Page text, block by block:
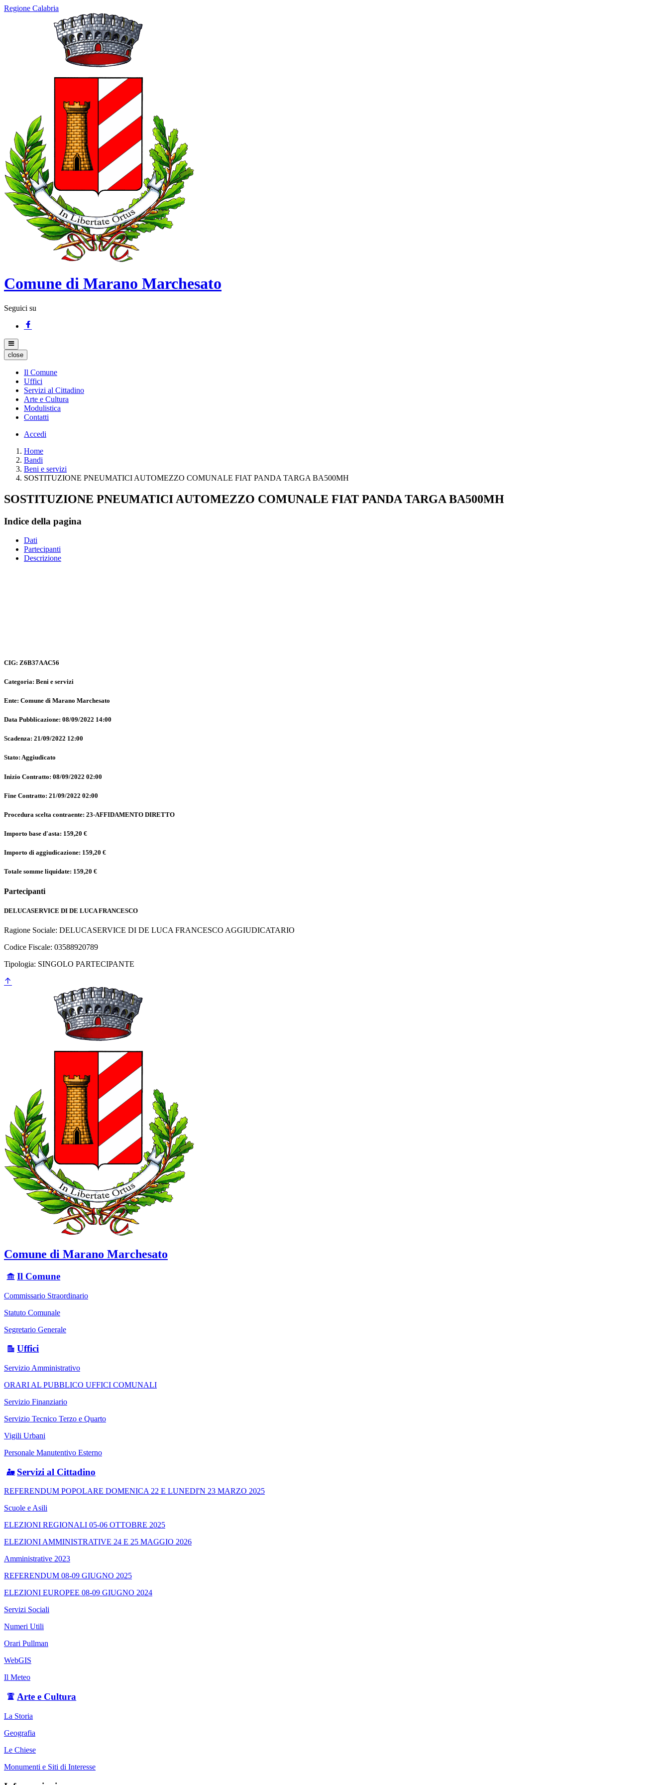
Regione Calabria
Comune di Marano Marchesato
Seguici su
close
Il Comune
Uffici
Servizi al Cittadino
Arte e Cultura
Modulistica
Contatti
Accedi
Home
Bandi
Beni e servizi
SOSTITUZIONE PNEUMATICI AUTOMEZZO COMUNALE FIAT PANDA TARGA BA500MH
SOSTITUZIONE PNEUMATICI AUTOMEZZO COMUNALE FIAT PANDA TARGA BA500MH
Indice della pagina
Dati
Partecipanti
Descrizione
CIG: Z6B37AAC56
Categoria: Beni e servizi
Ente: Comune di Marano Marchesato
Data Pubblicazione: 08/09/2022 14:00
Scadenza: 21/09/2022 12:00
Stato: Aggiudicato
Inizio Contratto: 08/09/2022 02:00
Fine Contratto: 21/09/2022 02:00
Procedura scelta contraente: 23-AFFIDAMENTO DIRETTO
Importo base d'asta: 159,20 €
Importo di aggiudicazione: 159,20 €
Totale somme liquidate: 159,20 €
Partecipanti
DELUCASERVICE DI DE LUCA FRANCESCO
Ragione Sociale: DELUCASERVICE DI DE LUCA FRANCESCO AGGIUDICATARIO
Codice Fiscale: 03588920789
Tipologia: SINGOLO PARTECIPANTE
Comune di Marano Marchesato
Il Comune
Commissario Straordinario
Statuto Comunale
Segretario Generale
Uffici
Servizio Amministrativo
ORARI AL PUBBLICO UFFICI COMUNALI
Servizio Finanziario
Servizio Tecnico Terzo e Quarto
Vigili Urbani
Personale Manutentivo Esterno
Servizi al Cittadino
REFERENDUM POPOLARE DOMENICA 22 E LUNEDI'N 23 MARZO 2025
Scuole e Asili
ELEZIONI REGIONALI 05-06 OTTOBRE 2025
ELEZIONI AMMINISTRATIVE 24 E 25 MAGGIO 2026
Amministrative 2023
REFERENDUM 08-09 GIUGNO 2025
ELEZIONI EUROPEE 08-09 GIUGNO 2024
Servizi Sociali
Numeri Utili
Orari Pullman
WebGIS
Il Meteo
Arte e Cultura
La Storia
Geografia
Le Chiese
Monumenti e Siti di Interesse